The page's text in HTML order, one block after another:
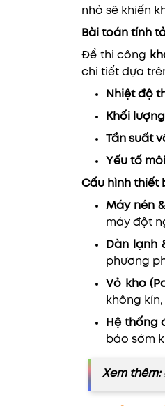
nhỏ sẽ khiến
Bài toán tính
Để thi công
chi tiết dựa
Nhiệt độ
Khối
Tần suất
Yếu tố
Cấu hình thiết
Máy nén
máy đột
Dàn lạnh
phương
Vỏ kho
không
Hệ thống
báo sớm
Xem thêm: